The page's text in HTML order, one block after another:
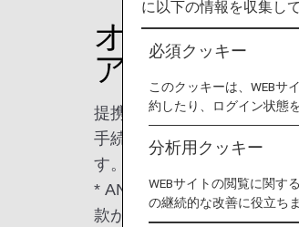
オリエンタ
アに関する情
提携航空会社の機材および
手続き、機内でのサービス
す。ご利用の際には下記内
* ANA便（コードシェア便
款が適用になります。
に以下の情報を収集し
必須クッキー
このクッキーは、WEBサ
約したり、ログイン状態
分析用クッキー
WEBサイトの閲覧に関す
の継続的な改善に役立ちま